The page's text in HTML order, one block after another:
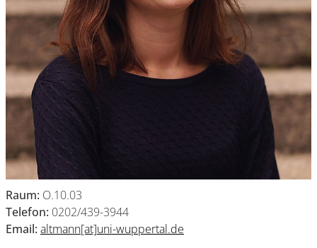
Raum: O.10.03
Telefon: 0202/439-3944
Email: altmann[at]uni-wuppertal.de